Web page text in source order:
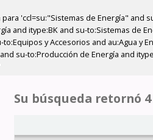
'ccl=su:"Sistemas de Energía" and
and itype:BK and su-to:Sistemas de
y Accesorios and au:Agua y
su-to:Producción de Energía and
Su búsqueda retornó